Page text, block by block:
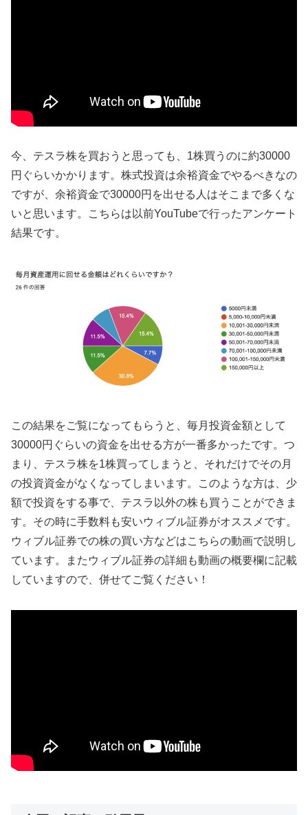
今、テスラ株を買おうと思っても、1株買うのに約30000
円ぐらいかかります。株式投資は余裕資金でやるべきなの
ですが、余裕資金で30000円を出せる人はそこまで多くな
いと思います。こちらは以前YouTubeで行ったアンケート
結果です。
この結果をご覧になってもらうと、毎月投資金額として
30000円ぐらいの資金を出せる方が一番多かったです。つ
まり、テスラ株を1株買ってしまうと、それだけでその月
の投資資金がなくなってしまいます。このような方は、少
額で投資をする事で、テスラ以外の株も買うことができま
す。その時に手数料も安いウィブル証券がオススメです。
ウィブル証券での株の買い方などはこちらの動画で説明し
ています。またウィブル証券の詳細も動画の概要欄に記載
していますので、併せてご覧ください！